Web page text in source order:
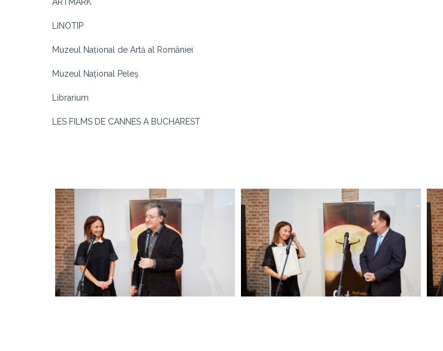
LINOTIP
Muzeul Național de Artă al României
Muzeul Naţional Peleş
Librarium
LES FILMS DE CANNES A BUCHAREST